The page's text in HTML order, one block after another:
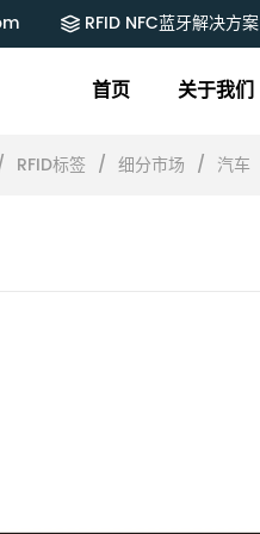
RFID NFC蓝牙解决方案
首页 关于我们
RFID标签 / 细分市场 / 汽车